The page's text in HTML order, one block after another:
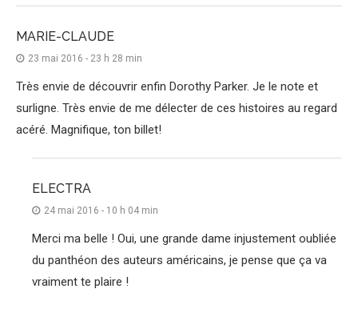
MARIE-CLAUDE
23 mai 2016 - 23 h 28 min
Très envie de découvrir enfin Dorothy Parker. Je le note et
surligne. Très envie de me délecter de ces histoires au regard
acéré. Magnifique, ton billet!
ELECTRA
24 mai 2016 - 10 h 04 min
Merci ma belle ! Oui, une grande dame injustement oubliée
du panthéon des auteurs américains, je pense que ça va
vraiment te plaire !